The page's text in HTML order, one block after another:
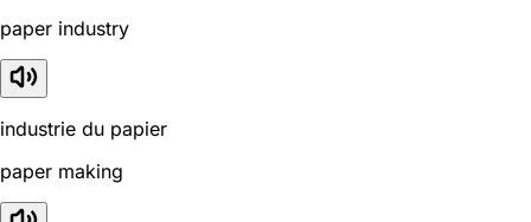
paper industry
industrie du papier
paper making